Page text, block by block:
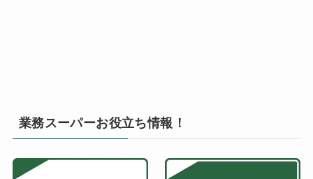
業務スーパーお役立ち情報！